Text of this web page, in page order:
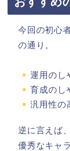
今回の初心
の通り。
運用のし
育成のし
汎用性の
逆に言えば
優秀なキャ